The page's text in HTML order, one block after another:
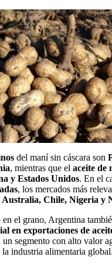
del maní sin cáscara son
, mientras que el aceite de
y Estados Unidos. En el
, los mercados más
Chile, Nigeria y
el grano, Argentina
en exportaciones de
un segmento con alto valor
la industria alimentaria global.